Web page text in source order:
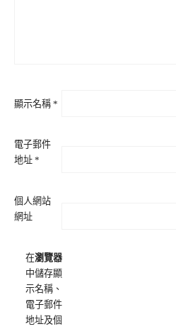
顯示名稱 *
電子郵件
地址 *
個人網站
網址
在瀏覽器
中儲存顯
示名稱、
電子郵件
地址及個